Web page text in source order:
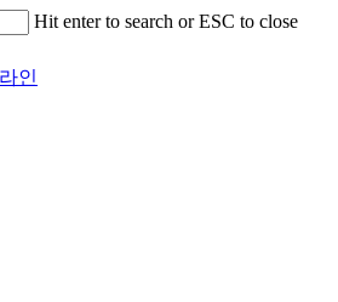
Hit enter to search or ESC to close